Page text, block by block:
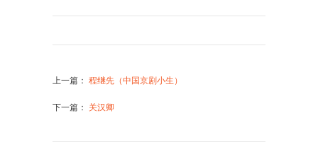
上一篇 ： 程继先（中国京剧小生）
下一篇 ： 关汉卿